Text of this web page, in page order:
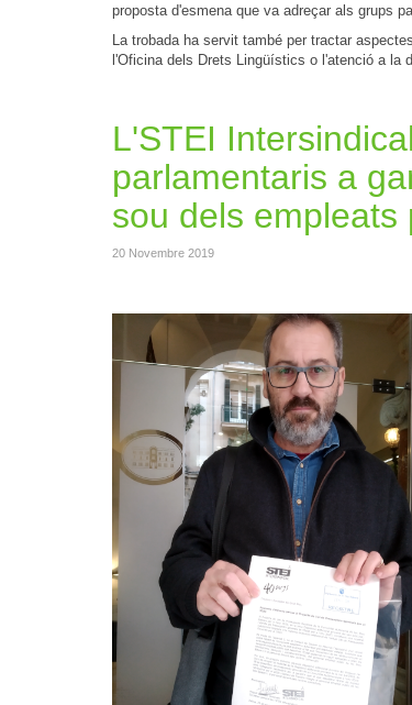
proposta d'esmena que va adreçar als grups
La trobada ha servit també per tractar
l'Oficina dels Drets Lingüístics o l'atenció a la
L'STEI
parlamentaris a
sou dels empleats
20 Novembre 2019